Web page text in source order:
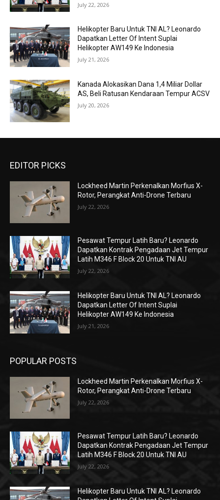
July 22, 2026
Helikopter Baru Untuk TNI AL? Leonardo
Dapatkan Letter Of Intent Suplai
Helikopter AW149 Ke Indonesia
July 21, 2026
Kanada Alokasikan Dana 1,4 Miliar Dollar
AS, Beli Ratusan Kendaraan Tempur ACSV
July 20, 2026
EDITOR PICKS
Lockheed Martin Perkenalkan Morfius X-
Rotor, Perangkat Anti-Drone Terbaru
July 22, 2026
Pesawat Tempur Latih Baru? Leonardo
Dapatkan Kontrak Pengadaan Jet Tempur
Latih M346 F Block 20 Untuk TNI AU
July 22, 2026
Helikopter Baru Untuk TNI AL? Leonardo
Dapatkan Letter Of Intent Suplai
Helikopter AW149 Ke Indonesia
July 21, 2026
POPULAR POSTS
Lockheed Martin Perkenalkan Morfius X-
Rotor, Perangkat Anti-Drone Terbaru
July 22, 2026
Pesawat Tempur Latih Baru? Leonardo
Dapatkan Kontrak Pengadaan Jet Tempur
Latih M346 F Block 20 Untuk TNI AU
July 22, 2026
Helikopter Baru Untuk TNI AL? Leonardo